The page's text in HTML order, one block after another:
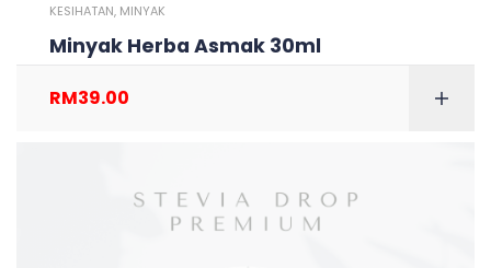
KESIHATAN, MINYAK
Minyak Herba Asmak 30ml
RM39.00